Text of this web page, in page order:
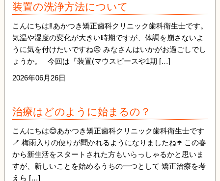
装置の洗浄方法について
こんにちは‼️あかつき矯正歯科クリニック歯科衛生士です。
気温や湿度の変化が大きい時期ですが、体調を崩さないよ
うに気を付けたいですね😣 みなさんはいかがお過ごしでし
ょうか。 今回は『装置(マウスピースや1期 […]
2026年06月26日
治療はどのように始まるの？
こんにちは😊あかつき矯正歯科クリニック歯科衛生士です
🪥 梅雨入りの便りが聞かれるようになりましたね☂️ この春
から新生活をスタートされた方もいらっしゃるかと思いま
すが、新しいことを始めるうちの一つとして 矯正治療を考
えら […]